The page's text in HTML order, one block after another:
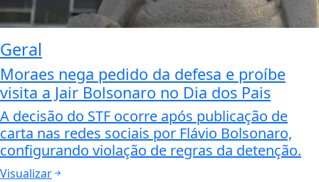
Geral
Moraes nega pedido da defesa e proíbe
visita a Jair Bolsonaro no Dia dos Pais
A decisão do STF ocorre após publicação de
carta nas redes sociais por Flávio Bolsonaro,
configurando violação de regras da detenção.
Visualizar